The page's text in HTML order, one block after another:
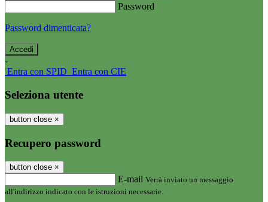
Password
Password dimenticata?
-
Entra con SPID Entra con CIE
Seleziona utente
button close ×
Recupero password
button close ×
E-mail Verrà inviato un messaggio
all'indirizzo indicato con le istruzioni necessarie.